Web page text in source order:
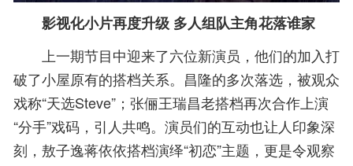
影视化小片再度升级 多人组队主角花落谁家
上一期节目中迎来了六位新演员，他们的加入打
破了小屋原有的搭档关系。昌隆的多次落选，被观众
戏称“天选Steve”；张俪王瑞昌老搭档再次合作上演
“分手”戏码，引人共鸣。演员们的互动也让人印象深
刻，敖子逸蒋依依搭档演绎“初恋”主题，更是令观察